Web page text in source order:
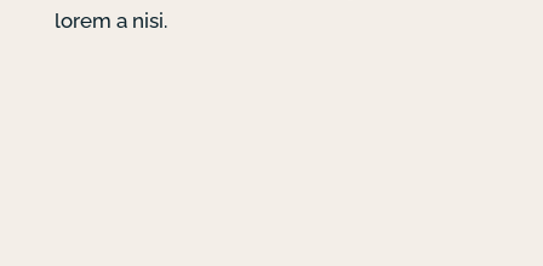
lorem a nisi.